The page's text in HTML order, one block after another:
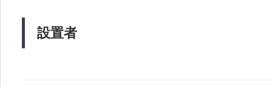
設置者